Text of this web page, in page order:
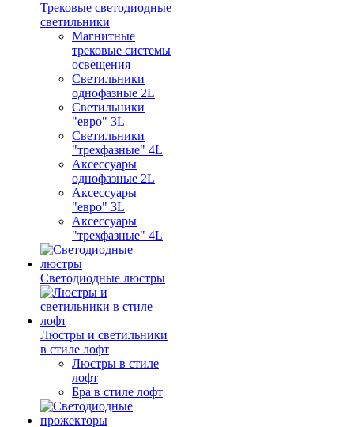
Трековые светодиодные
светильники
Магнитные
трековые системы
освещения
Светильники
однофазные 2L
Светильники
"евро" 3L
Светильники
"трехфазные" 4L
Аксессуары
однофазные 2L
Аксессуары
"евро" 3L
Аксессуары
"трехфазные" 4L
Светодиодные люстры
Люстры и светильники
в стиле лофт
Люстры в стиле
лофт
Бра в стиле лофт